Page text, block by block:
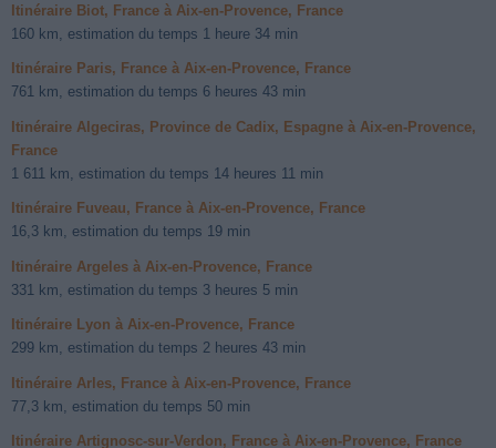
Itinéraire Biot, France à Aix-en-Provence, France
160 km, estimation du temps 1 heure 34 min
Itinéraire Paris, France à Aix-en-Provence, France
761 km, estimation du temps 6 heures 43 min
Itinéraire Algeciras, Province de Cadix, Espagne à Aix-en-Provence,
France
1 611 km, estimation du temps 14 heures 11 min
Itinéraire Fuveau, France à Aix-en-Provence, France
16,3 km, estimation du temps 19 min
Itinéraire Argeles à Aix-en-Provence, France
331 km, estimation du temps 3 heures 5 min
Itinéraire Lyon à Aix-en-Provence, France
299 km, estimation du temps 2 heures 43 min
Itinéraire Arles, France à Aix-en-Provence, France
77,3 km, estimation du temps 50 min
Itinéraire Artignosc-sur-Verdon, France à Aix-en-Provence, France